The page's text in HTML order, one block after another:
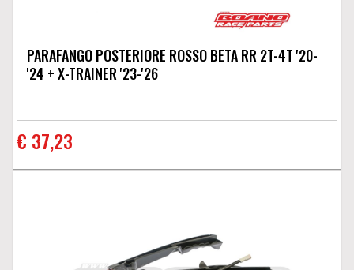
PARAFANGO POSTERIORE ROSSO BETA RR 2T-4T '20-
'24 + X-TRAINER '23-'26
€ 37,23